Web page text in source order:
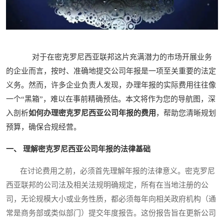
对于在密克罗尼西亚联邦这片充满潜力的市场开展业务
的企业而言，按时、准确地提交公司年报是一项至关重要的法定
义务。然而，许多企业负责人发现，办理年报的实际费用往往像
一个“黑箱”，难以在事前精确预估。本文将作为您的导航图，深
入剖析如何办理密克罗尼西亚公司年报的费用 ，帮助您清晰规划
预算，确保合规经营。
一、 理解密克罗尼西亚公司年报的法律基础
在讨论费用之前，必须首先理解年报的法律意义。密克罗尼
西亚联邦的公司法及相关法规明确规定，所有在当地注册的公
司，无论规模大小或业务性质，都必须每年向相关政府机构（通
常是商务部或类似部门）提交年度报告。这份报告旨在更新公司